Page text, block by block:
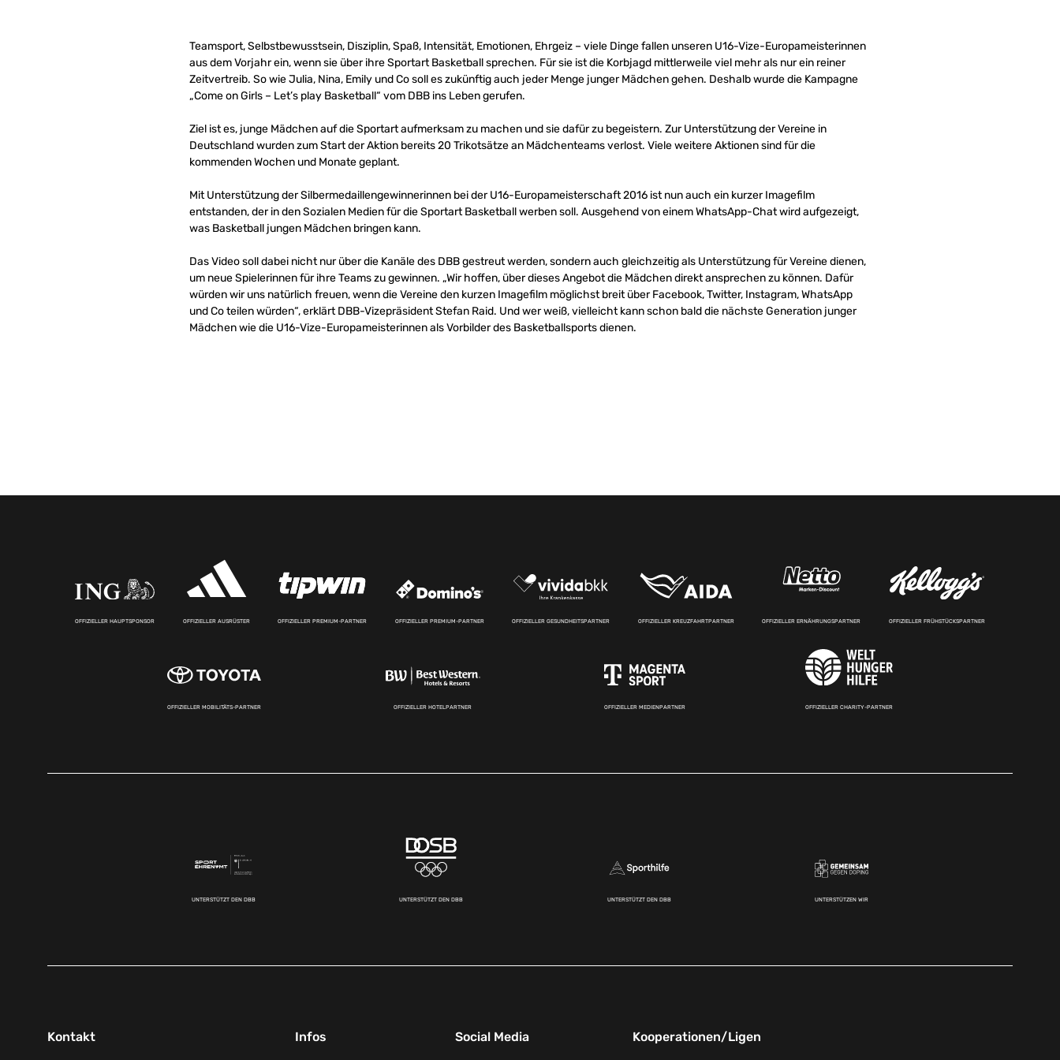
Teamsport, Selbstbewusstsein, Disziplin, Spaß, Intensität, Emotionen, Ehrgeiz – viele Dinge fallen unseren U16-Vize-Europameisterinnen
aus dem Vorjahr ein, wenn sie über ihre Sportart Basketball sprechen. Für sie ist die Korbjagd mittlerweile viel mehr als nur ein reiner
Zeitvertreib. So wie Julia, Nina, Emily und Co soll es zukünftig auch jeder Menge junger Mädchen gehen. Deshalb wurde die Kampagne
„Come on Girls – Let’s play Basketball“ vom DBB ins Leben gerufen.
Ziel ist es, junge Mädchen auf die Sportart aufmerksam zu machen und sie dafür zu begeistern. Zur Unterstützung der Vereine in
Deutschland wurden zum Start der Aktion bereits 20 Trikotsätze an Mädchenteams verlost. Viele weitere Aktionen sind für die
kommenden Wochen und Monate geplant.
Mit Unterstützung der Silbermedaillengewinnerinnen bei der U16-Europameisterschaft 2016 ist nun auch ein kurzer Imagefilm
entstanden, der in den Sozialen Medien für die Sportart Basketball werben soll. Ausgehend von einem WhatsApp-Chat wird aufgezeigt,
was Basketball jungen Mädchen bringen kann.
Das Video soll dabei nicht nur über die Kanäle des DBB gestreut werden, sondern auch gleichzeitig als Unterstützung für Vereine dienen,
um neue Spielerinnen für ihre Teams zu gewinnen. „Wir hoffen, über dieses Angebot die Mädchen direkt ansprechen zu können. Dafür
würden wir uns natürlich freuen, wenn die Vereine den kurzen Imagefilm möglichst breit über Facebook, Twitter, Instagram, WhatsApp
und Co teilen würden“, erklärt DBB-Vizepräsident Stefan Raid. Und wer weiß, vielleicht kann schon bald die nächste Generation junger
Mädchen wie die U16-Vize-Europameisterinnen als Vorbilder des Basketballsports dienen.
OFFIZIELLER HAUPTSPONSOR OFFIZIELLER AUSRÜSTER OFFIZIELLER PREMIUM-PARTNER OFFIZIELLER PREMIUM-PARTNER OFFIZIELLER GESUNDHEITSPARTNER OFFIZIELLER KREUZFAHRTPARTNER OFFIZIELLER ERNÄHRUNGSPARTNER OFFIZIELLER FRÜHSTÜCKSPARTNER
OFFIZIELLER MOBILITÄTS-PARTNER OFFIZIELLER HOTELPARTNER OFFIZIELLER MEDIENPARTNER OFFIZIELLER CHARITY-PARTNER
UNTERSTÜTZT DEN DBB UNTERSTÜTZT DEN DBB UNTERSTÜTZT DEN DBB UNTERSTÜTZEN WIR
Kontakt Infos Social Media Kooperationen/Ligen